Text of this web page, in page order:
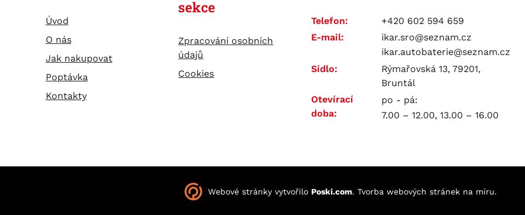
Úvod
O nás
Jak nakupovat
Poptávka
Kontakty
sekce
Zpracování osobních
údajů
Cookies
Telefon:
+420 602 594 659
E-mail:
ikar.sro@seznam.cz
ikar.autobaterie@seznam.cz
Sídlo:
Rýmařovská 13, 79201,
Bruntál
Otevírací
doba:
po - pá:
7.00 – 12.00, 13.00 – 16.00
Webové stránky vytvořilo Poski.com. Tvorba webových stránek na míru.